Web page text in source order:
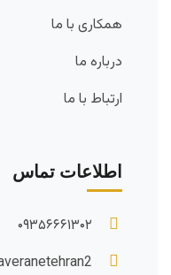
همکاری با ما
درباره ما
ارتباط با ما
اطلاعات تماس
۰۹۳۵۶۶۶۱۳۰۲